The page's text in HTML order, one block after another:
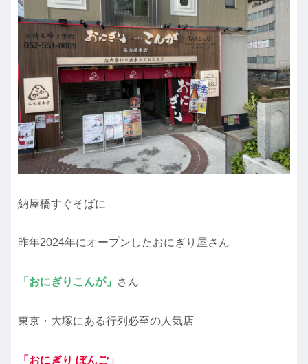
納屋橋すぐそばに
昨年2024年にオープンしたおにぎり屋さん
「おにぎりこんが」 さん
東京・⼤塚にある行列必至の人気店
「おにぎり ぼんご」